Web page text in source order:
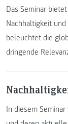
Das Seminar
Nachhaltigkeit und
beleuchtet die
dringende
In diesem